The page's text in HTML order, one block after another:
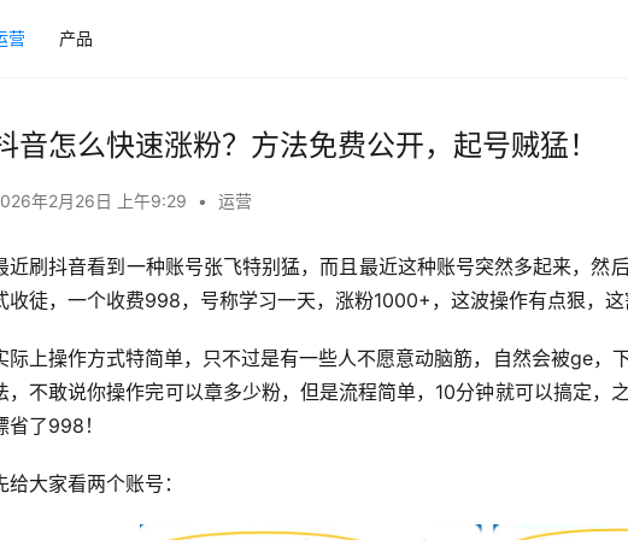
营 产品
音怎么快速涨粉？方法免费公开，起号贼猛！
年2月26日 上午9:29 • 运营
近刷抖音看到一种账号张飞特别猛，而且最近这种账号突然多起来，然
收徒，一个收费998，号称学习一天，涨粉1000+，这波操作有点狠，这
际上操作方式特简单，只不过是有一些人不愿意动脑筋，自然会被ge，
，不敢说你操作完可以章多少粉，但是流程简单，10分钟就可以搞定，
省了998！
给大家看两个账号：